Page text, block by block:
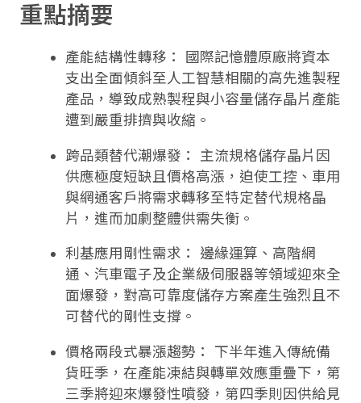
重點摘要
產能結構性轉移： 國際記憶體原廠將資本
支出全面傾斜至人工智慧相關的高先進製程
產品，導致成熟製程與小容量儲存晶片產能
遭到嚴重排擠與收縮。
跨品類替代潮爆發： 主流規格儲存晶片因
供應極度短缺且價格高漲，迫使工控、車用
與網通客戶將需求轉移至特定替代規格晶
片，進而加劇整體供需失衡。
利基應用剛性需求： 邊緣運算、高階網
通、汽車電子及企業級伺服器等領域迎來全
面爆發，對高可靠度儲存方案產生強烈且不
可替代的剛性支撐。
價格兩段式暴漲趨勢： 下半年進入傳統備
貨旺季，在產能凍結與轉單效應重疊下，第
三季將迎來爆發性噴發，第四季則因供給見